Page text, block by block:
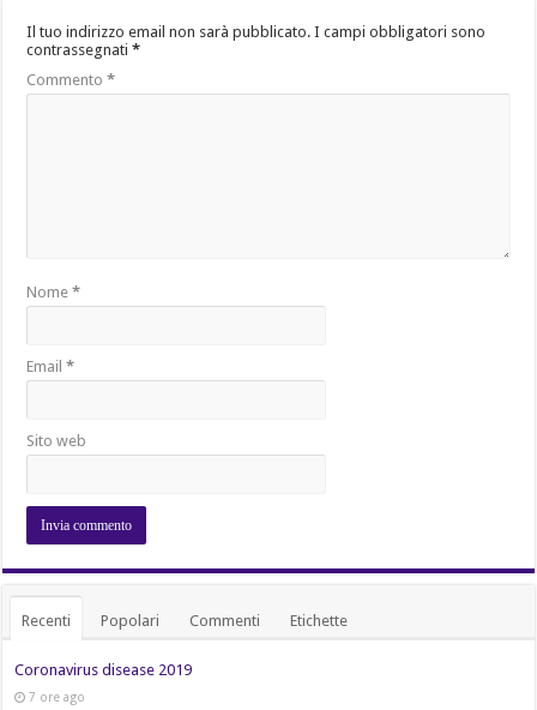
Il tuo indirizzo email non sarà pubblicato. I campi obbligatori sono
contrassegnati*
Commento*
Nome*
Email*
Sito web
Recenti Popolari Commenti Etichette
Coronavirus disease 2019
7 ore ago